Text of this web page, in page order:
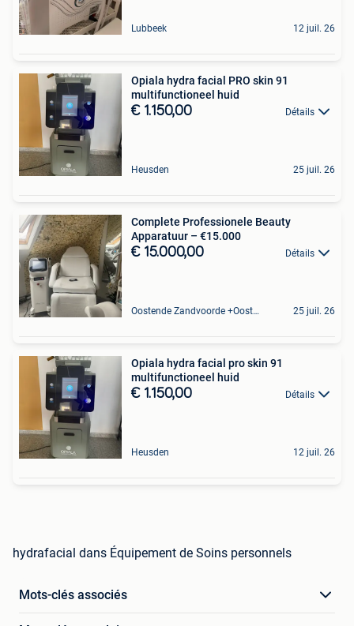
Lubbeek 12 juil. 26
Opiala hydra facial PRO skin 91
multifunctioneel huid
€ 1.150,00 Détails
Heusden 25 juil. 26
Complete Professionele Beauty
Apparatuur – €15.000
€ 15.000,00 Détails
Oostende Zandvoorde +Oostende 25 juil. 26
Opiala hydra facial pro skin 91
multifunctioneel huid
€ 1.150,00 Détails
Heusden 12 juil. 26
hydrafacial dans Équipement de Soins personnels
Mots-clés associés